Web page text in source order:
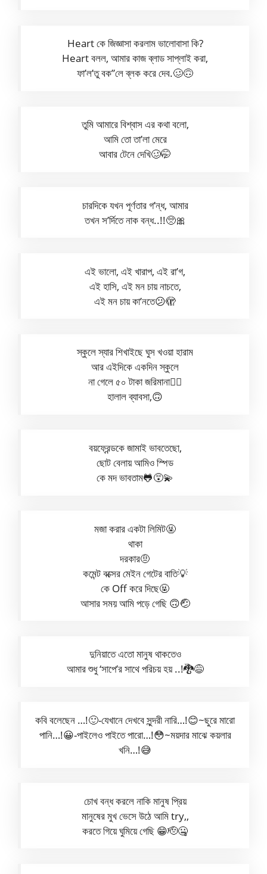
Heart কে জিজ্ঞাসা করলাম ভালোবাসা কি?
Heart বলল, আমার কাজ ব্লাড সাপ্লাই করা,
ফা’ল’তু বক”লে ব্লক করে দেব.🥴🙃
তুমি আমারে বিশ্বাস এর কথা বলো,
আমি তো তা’লা মেরে
আবার টেনে দেখি🥴🤭
চারদিকে যখন পূর্ণতার গ’ন্ধ, আমার
তখন স’র্দিতে নাক বন্ধ..!!🥺🎀
এই ভালো, এই খারাপ, এই রা’গ,
এই হাসি, এই মন চায় নাচতে,
এই মন চায় কা’নতে😕🫣
স্কুলে স্যার শিখাইছে ঘুস খওয়া হারাম
আর এইদিকে একদিন স্কুলে
না গেলে ৫০ টাকা জরিমানা😵‍💫
হালাল ব্যাবসা,🙃
বয়ফ্রেন্ডকে জামাই ভাবতেছো,
ছোট বেলায় আমিও স্পিড
কে মদ ভাবতাম🐸😵‍💫
মজা করার একটা লিমিট🤬
থাকা
দরকার🤨
কমেন্ট বক্সের মেইন গেটের বাতি💡
কে Off করে দিছে🤬
আসার সময় আমি পড়ে গেছি 🙃🤕
দুনিয়াতে এতো মানুষ থাকতেও
আমার শুধু ‘সাপে’র সাথে পরিচয় হয় ..!🐉😅
কবি বলেছেন …!🙂-যেখানে দেখবে সুন্দরী নারি…!😊~ছুরে মারো
পানি…!😀-পাইলেও পাইতে পারো…!😳~ময়দার মাঝে কয়লার
খনি…!😅
চোখ বন্ধ করলে নাকি মানুষ প্রিয়
মানুষের মুখ ভেসে উঠে আমি try,,
করতে গিয়ে ঘুমিয়ে গেছি 😁🫡🤐